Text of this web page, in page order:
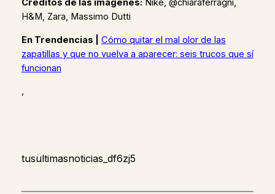
Créditos de las imágenes: Nike, @chiaraferragni,
H&M, Zara, Massimo Dutti
En Trendencias |
Cómo quitar el mal olor de las
zapatillas y que no vuelva a aparecer: seis trucos que sí
funcionan
,
tusultimasnoticias_df6zj5